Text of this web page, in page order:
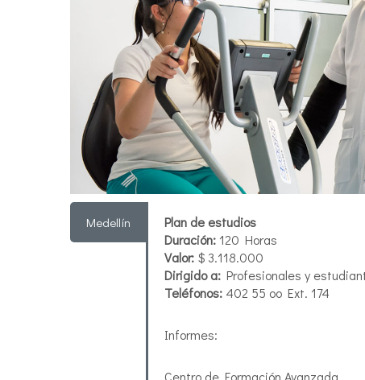
Medellín
Plan de estudios
Duración: 120 Horas
Valor: $ 3.118.000
Dirigido a: Profesionales y
Teléfonos: 402 55 oo Ext. 174
Informes:
Centro de Formación Avanzada